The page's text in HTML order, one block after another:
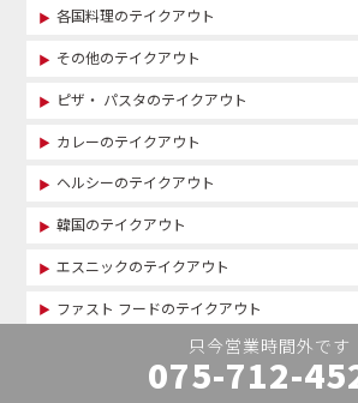
075-712-
各国料理のテイクアウト
その他のテイクアウト
ピザ・ パスタのテイクアウト
カレーのテイクアウト
ヘルシーのテイクアウト
韓国のテイクアウト
エスニックのテイクアウト
ファスト フードのテイクアウト
中華・ ラーメンのテイクアウト
粉物のテイクアウト